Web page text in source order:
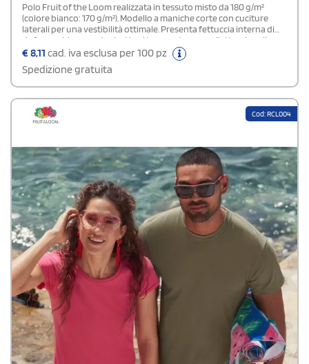
Polo Fruit of the Loom realizzata in tessuto misto da 180 g/m²
(colore bianco: 170 g/m²). Modello a maniche corte con cuciture
laterali per una vestibilità ottimale. Presenta fettuccia interna di
rinforzo, chiusura a tre bottoni tono su tono e colletto e bordi
maniche a costine. Resistente ai lavaggi fino a 60°C.Composizione:
65% poliestere, 35% cotone.
€8,11 cad. iva esclusa per 100 pz
Spedizione gratuita
Cod: RCL004